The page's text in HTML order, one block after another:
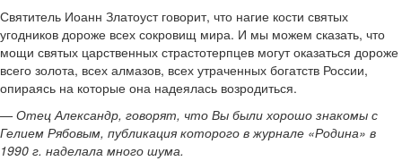
Святитель Иоанн Златоуст говорит, что нагие кости святых
угодников дороже всех сокровищ мира. И мы можем сказать, что
мощи святых царственных страстотерпцев могут оказаться дороже
всего золота, всех алмазов, всех утраченных богатств России,
опираясь на которые она надеялась возродиться.
— Отец Александр, говорят, что Вы были хорошо знакомы с
Гелием Рябовым, публикация которого в журнале «Родина» в
1990 г. наделала много шума.